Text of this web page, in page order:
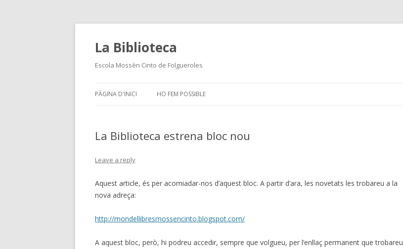
La Biblioteca
Escola Mossèn Cinto de Folgueroles
PÀGINA D'INICI HO FEM POSSIBLE
La Biblioteca estrena bloc nou
Leave a reply
Aquest article, és per acomiadar-nos d’aquest bloc. A partir d’ara, les novetats les trobareu a la
nova adreça:
http://mondellibresmossencinto.blogspot.com/
A aquest bloc, però, hi podreu accedir, sempre que volgueu, per l’enllaç permanent que trobareu